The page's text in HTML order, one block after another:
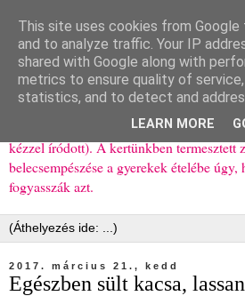
Ízőrző
Kisgyerekes család kipróbált, többnyire
bemutató receptjei a mindennapokra
elhagyom) és gyerekeimnek ajándékba
kézzel íródott). A kertünkben termesztett
belecsempészése a gyerekek ételébe
fogyasszák azt.
2017. március 21., kedd
Egészben sült kacsa,
This site uses cookies from
and to analyze traffic. Your IP
shared with Google along with
metrics to ensure quality of
statistics, and to detect and
LEARN MORE